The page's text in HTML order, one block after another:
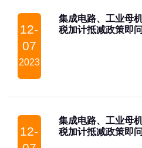
12-
07
2023
集成电路、工业母
税加计抵减政策即
12-
集成电路、工业母
税加计抵减政策即